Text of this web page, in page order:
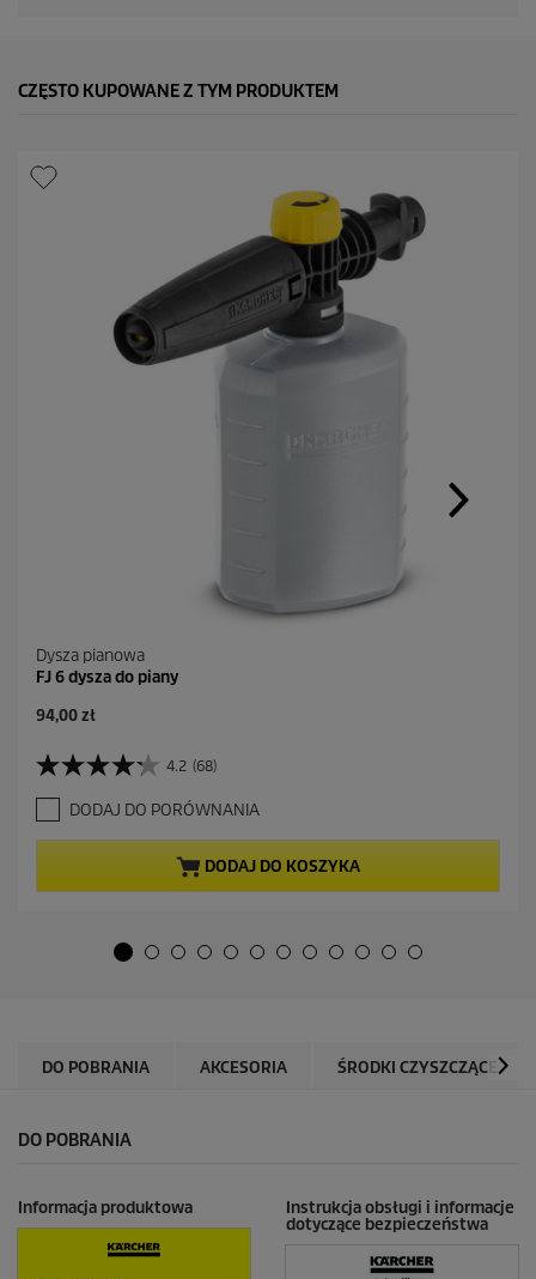
CZĘSTO KUPOWANE Z TYM PRODUKTEM
Dysza pianowa
FJ 6 dysza do piany
A
t
u
a
l
n
c
94,00 zł
4.2 (68)
4
.
2
n
R
e
n
DODAJ DO PORÓWNANIA
DODAJ DO KOSZYKA
DO POBRANIA AKCESORIA ŚRODKI CZYSZCZĄCE
DO POBRANIA
Informacja produktowa
Instrukcja obsługi i informacje
dotyczące bezpieczeństwa